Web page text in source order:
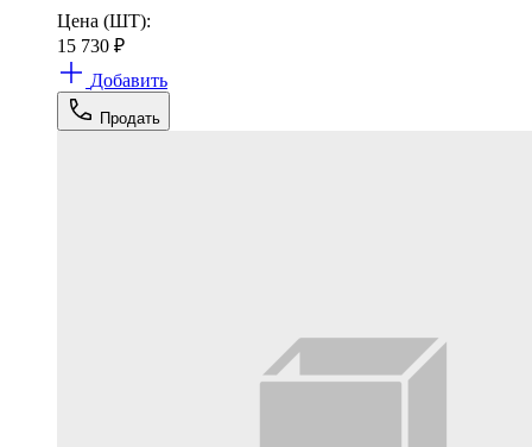
Цена (ШТ):
15 730 ₽
Добавить
Продать